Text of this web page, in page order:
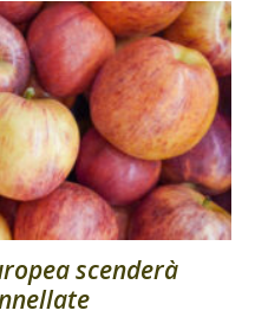
scenderà